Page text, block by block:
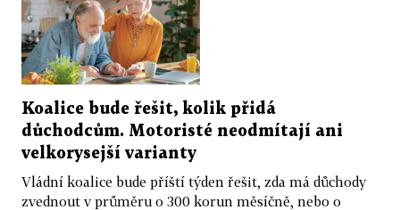
Koalice bude řešit, kolik přidá
důchodcům. Motoristé neodmítají ani
velkorysejší varianty
Vládní koalice bude příští týden řešit, zda má důchody
zvednout v průměru o 300 korun měsíčně, nebo o